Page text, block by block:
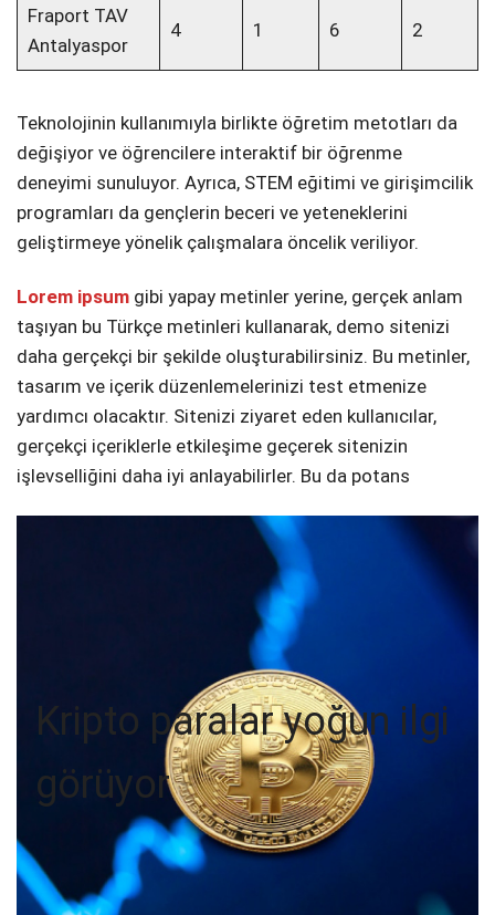
Fraport TAV
Antalyaspor
4 1 6 2
Teknolojinin kullanımıyla birlikte öğretim metotları da
değişiyor ve öğrencilere interaktif bir öğrenme
deneyimi sunuluyor. Ayrıca, STEM eğitimi ve girişimcilik
programları da gençlerin beceri ve yeteneklerini
geliştirmeye yönelik çalışmalara öncelik veriliyor.
Lorem ipsum gibi yapay metinler yerine, gerçek anlam
taşıyan bu Türkçe metinleri kullanarak, demo sitenizi
daha gerçekçi bir şekilde oluşturabilirsiniz. Bu metinler,
tasarım ve içerik düzenlemelerinizi test etmenize
yardımcı olacaktır. Sitenizi ziyaret eden kullanıcılar,
gerçekçi içeriklerle etkileşime geçerek sitenizin
işlevselliğini daha iyi anlayabilirler. Bu da potans
Kripto paralar yoğun ilgi
görüyor